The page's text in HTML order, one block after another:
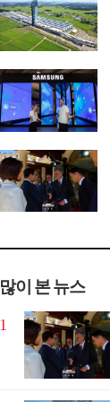
많이 본 뉴스